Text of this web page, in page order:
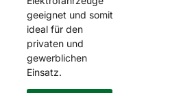
geeignet und somit
ideal für den
privaten und
gewerblichen
Einsatz.